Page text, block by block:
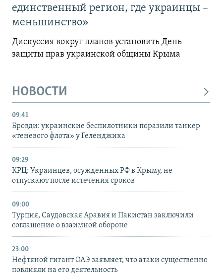
единственный регион, где украинцы –
меньшинство»
Дискуссия вокруг планов установить День
защиты прав украинской общины Крыма
НОВОСТИ
09:41
Бровди: украинские беспилотники поразили танкер
«теневого флота» у Геленджика
09:29
КРЦ: Украинцев, осужденных РФ в Крыму, не
отпускают после истечения сроков
09:00
Турция, Саудовская Аравия и Пакистан заключили
соглашение о взаимной обороне
23:00
Нефтяной гигант ОАЭ заявляет, что атаки существенно
повлияли на его деятельность